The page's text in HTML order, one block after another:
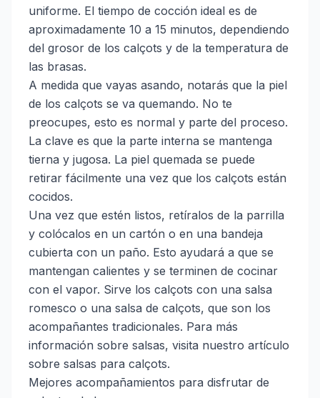
uniforme. El tiempo de cocción ideal es de
aproximadamente 10 a 15 minutos, dependiendo
del grosor de los calçots y de la temperatura de
las brasas.
A medida que vayas asando, notarás que la piel
de los calçots se va quemando. No te
preocupes, esto es normal y parte del proceso.
La clave es que la parte interna se mantenga
tierna y jugosa. La piel quemada se puede
retirar fácilmente una vez que los calçots están
cocidos.
Una vez que estén listos, retíralos de la parrilla
y colócalos en un cartón o en una bandeja
cubierta con un paño. Esto ayudará a que se
mantengan calientes y se terminen de cocinar
con el vapor. Sirve los calçots con una salsa
romesco o una salsa de calçots, que son los
acompañantes tradicionales. Para más
información sobre salsas, visita nuestro artículo
sobre salsas para calçots.
Mejores acompañamientos para disfrutar de